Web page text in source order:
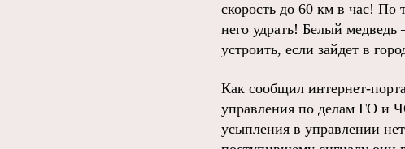
скорость до 60 км в час! По
него удрать! Белый
устроить, если зайдет в
Как сообщил интернет-
управления по делам ГО и
усыпления в управлении